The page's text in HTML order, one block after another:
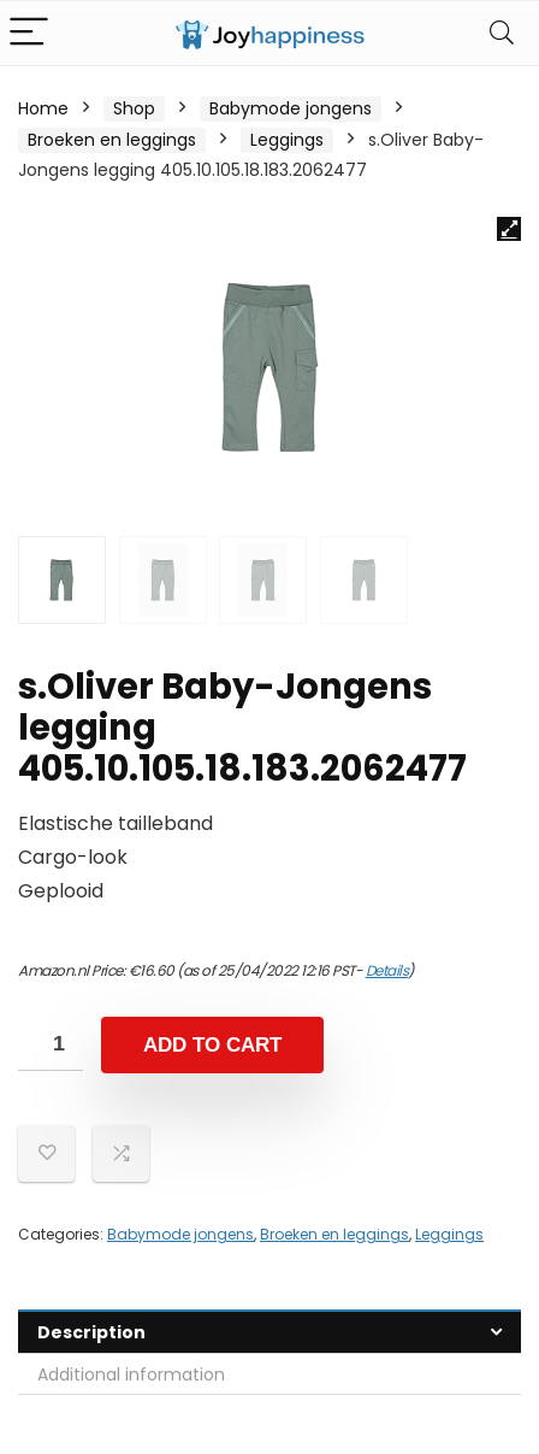
Home Shop
Babymode jongens
Broeken en leggings
Leggings
s.Oliver Baby-
Jongens legging 405.10.105.18.183.2062477
s.Oliver Baby-Jongens
legging
405.10.105.18.183.2062477
Elastische tailleband
Cargo-look
Geplooid
Amazon.nl Price:€16.60(as of 25/04/2022 12:16 PST-Details)
ADD TO CART
Categories: Babymode jongens,Broeken en leggings,Leggings
Description
Additional information